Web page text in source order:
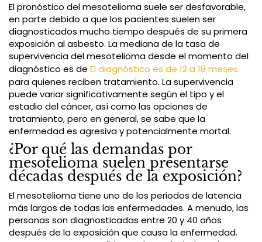
El pronóstico del mesotelioma suele ser desfavorable,
en parte debido a que los pacientes suelen ser
diagnosticados mucho tiempo después de su primera
exposición al asbesto. La mediana de la tasa de
supervivencia del mesotelioma desde el momento del
diagnóstico es de El diagnóstico es de 12 a 18 meses.
para quienes reciben tratamiento. La supervivencia
puede variar significativamente según el tipo y el
estadio del cáncer, así como las opciones de
tratamiento, pero en general, se sabe que la
enfermedad es agresiva y potencialmente mortal.
¿Por qué las demandas por
mesotelioma suelen presentarse
décadas después de la exposición?
El mesotelioma tiene uno de los periodos de latencia
más largos de todas las enfermedades. A menudo, las
personas son diagnosticadas entre 20 y 40 años
después de la exposición que causa la enfermedad.